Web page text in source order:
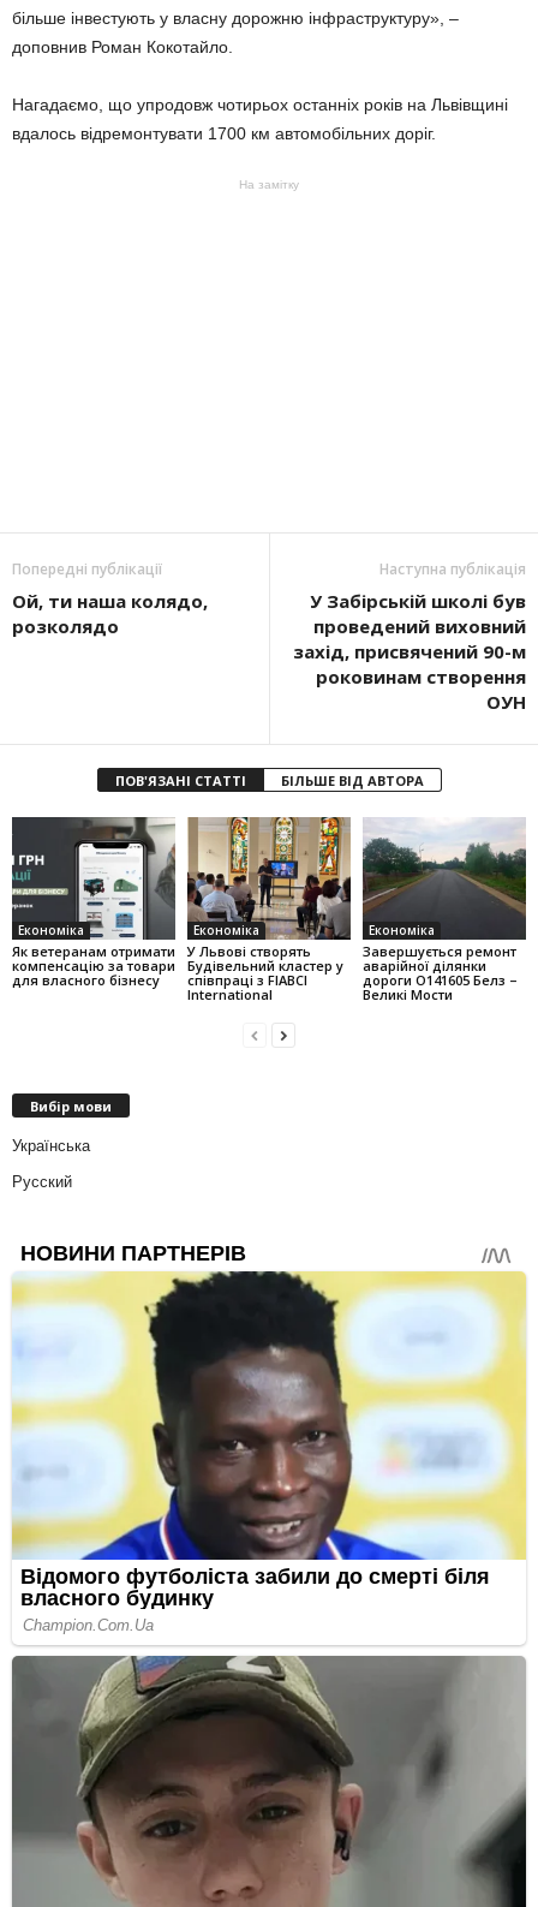
більше інвестують у власну дорожню інфраструктуру», –
доповнив Роман Кокотайло.
Нагадаємо, що упродовж чотирьох останніх років на Львівщині
вдалось відремонтувати 1700 км автомобільних доріг.
На замітку
Попередні публікації
Ой, ти наша колядо,
розколядо
Наступна публікація
У Забірській школі був
проведений виховний
захід, присвячений 90-м
роковинам створення
ОУН
ПОВ'ЯЗАНІ СТАТТІ БІЛЬШЕ ВІД АВТОРА
Економіка
Як ветеранам отримати
компенсацію за товари
для власного бізнесу
Економіка
У Львові створять
Будівельний кластер у
співпраці з FIABCI
International
Економіка
Завершується ремонт
аварійної ділянки
дороги О141605 Белз –
Великі Мости
Вибір мови
Українська
Русский